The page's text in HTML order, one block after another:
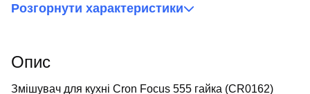
Розгорнути характеристики
Опис
Змішувач для кухні Cron Focus 555 гайка (CR0162)